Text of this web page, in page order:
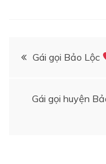
ĐiềuGái gọi Bảo Lộc
Gái gọi huyện